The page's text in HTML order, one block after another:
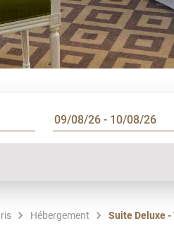
Hébergement Suite Deluxe